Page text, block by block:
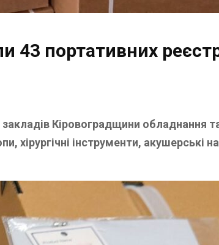
43 портативних
Кіровоградщини обладнання
хірургічні інструменти, акушерські